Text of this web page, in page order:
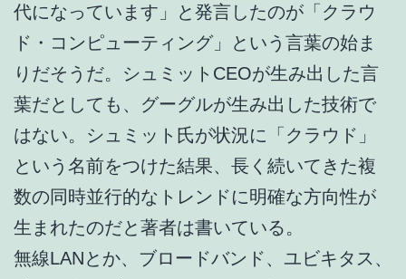
代になっています」と発言したのが「クラウ
ド・コンピューティング」という言葉の始ま
りだそうだ。シュミットCEOが生み出した言
葉だとしても、グーグルが生み出した技術で
はない。シュミット氏が状況に「クラウド」
という名前をつけた結果、長く続いてきた複
数の同時並行的なトレンドに明確な方向性が
生まれたのだと著者は書いている。
無線LANとか、ブロードバンド、ユビキタス、